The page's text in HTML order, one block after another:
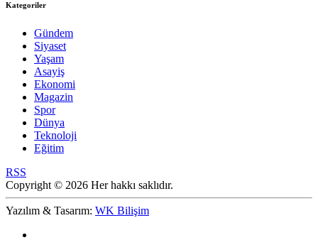
Kategoriler
Gündem
Siyaset
Yaşam
Asayiş
Ekonomi
Magazin
Spor
Dünya
Teknoloji
Eğitim
RSS
Copyright © 2026 Her hakkı saklıdır.
Yazılım & Tasarım: WK Bilişim